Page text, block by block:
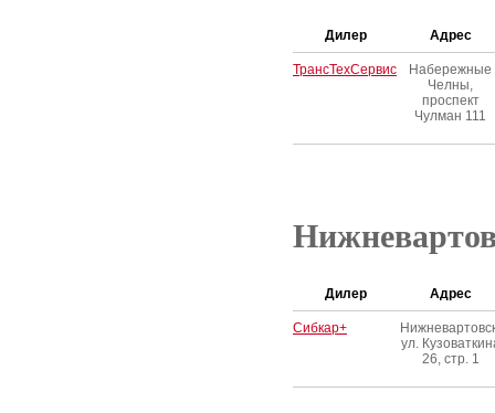
Дилер Адрес
ТрансТехСервис
Набережные
Челны,
проспект
Чулман 111
Дилер Адрес
Сибкар+
ул.
26, стр. 1